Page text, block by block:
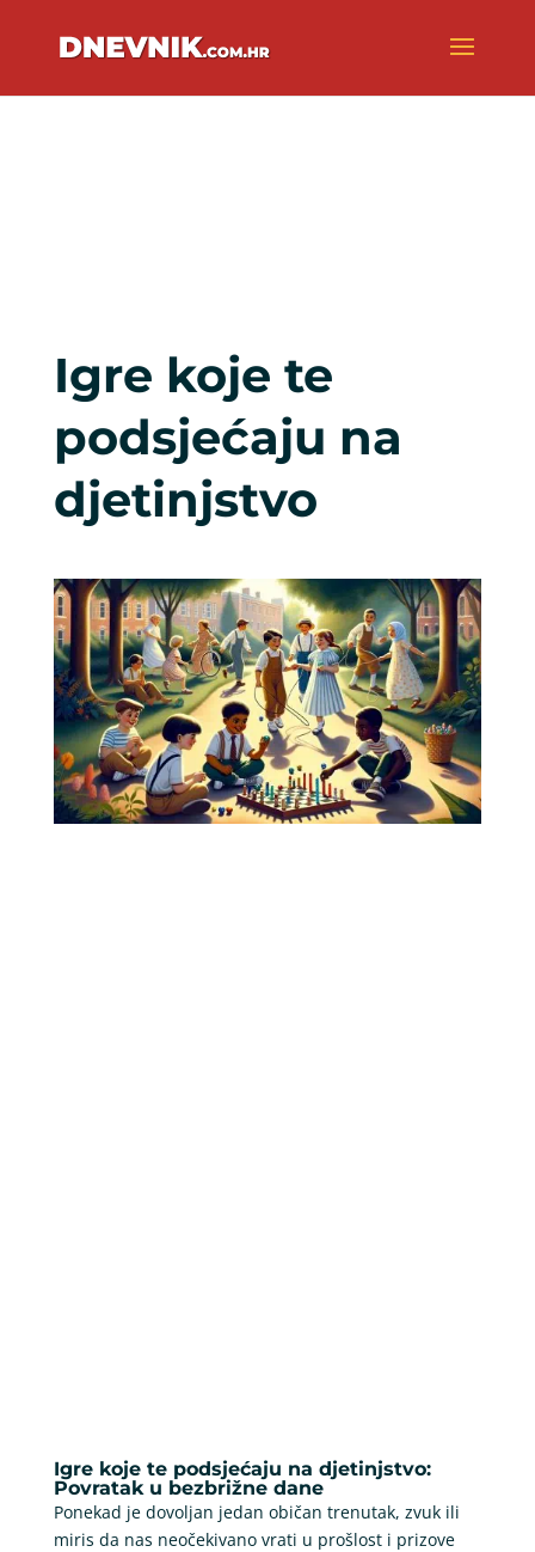
Igre koje te
podsjećaju na
djetinjstvo
Igre koje te podsjećaju na djetinjstvo:
Povratak u bezbrižne dane
Ponekad je dovoljan jedan običan trenutak, zvuk ili
miris da nas neočekivano vrati u prošlost i prizove